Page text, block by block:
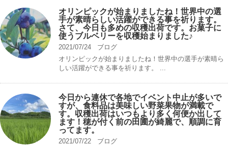
オリンピックが始まりましたね！世界中の選
手が素晴らしい活躍ができる事を祈ります。
さて、今日も多めの収穫出荷です。お菓子に
使うブルベリーを収穫始まりました♪
2021/07/24
ブログ
オリンピックが始まりましたね！世界中の選手が素晴ら
しい活躍ができる事を祈ります。 ...
今日から連休で各地でイベント中止が多いで
すが、食料品は美味しい野菜果物が満載で
す。収穫出荷はいつもより多く何便か出して
ます！穂が付く前の田圃が綺麗で、順調に育
ってます。
2021/07/22
ブログ